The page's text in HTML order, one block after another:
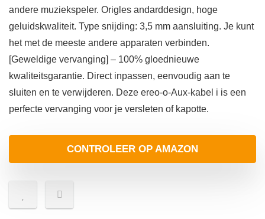
andere muziekspeler. Origles andarddesign, hoge
geluidskwaliteit. Type snijding: 3,5 mm aansluiting. Je kunt
het met de meeste andere apparaten verbinden.
[Geweldige vervanging] – 100% gloednieuwe
kwaliteitsgarantie. Direct inpassen, eenvoudig aan te
sluiten en te verwijderen. Deze ereo-o-Aux-kabel i is een
perfecte vervanging voor je versleten of kapotte.
CONTROLEER OP AMAZON